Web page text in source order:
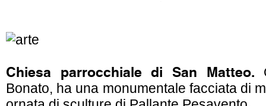
Chiesa parrocchiale di San Matteo.
Bonato, ha una monumentale facciata di